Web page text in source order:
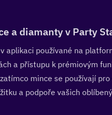
a diamanty v Party
aplikaci používané na
a přístupu k prémiovým
mince se používají
a podpoře vašich